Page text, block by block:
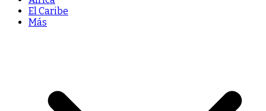
El Caribe
Más